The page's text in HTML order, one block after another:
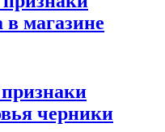
в магазине
черники